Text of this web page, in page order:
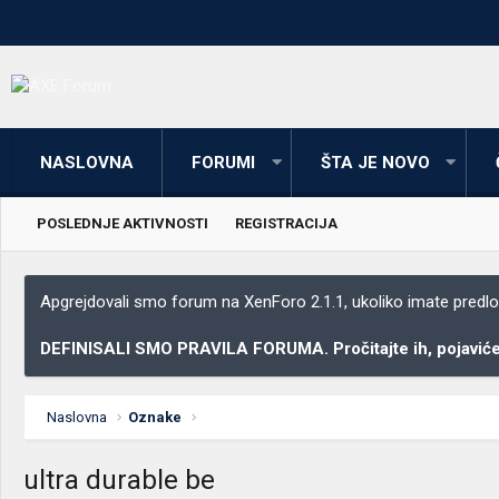
NASLOVNA FORUMI ŠTA JE NOVO
POSLEDNJE AKTIVNOSTI REGISTRACIJA
Apgrejdovali smo forum na XenForo 2.1.1, ukoliko imate
DEFINISALI SMO PRAVILA FORUMA. Pročitajte ih,
Naslovna Oznake
ultra durable be